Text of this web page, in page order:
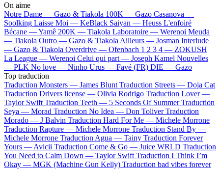
On aime
Notre Dame — Gazo & Tiakola 100K — Gazo Casanova —
Soolking Laisse Moi — KeBlack Saiyan — Heuss L'enfoiré
Bécane —Yamê 200K — Tiakola Laboratoire — Werenoi Meuda
— Tiakola Outro — Gazo & Tiakola Ailleurs — Josman Interlude
— Gazo & Tiakola Overdrive — Ofenbach 1 2 3 4 — ZOKUSH
La League — Werenoi Celui qui part — Joseph Kamel Nouvelles
— PLK No love — Ninho Urus — Favé (FR) DIE — Gazo
Top traduction
Traduction Monsters — James Blunt Traduction Streets — Doja Cat
Traduction Drivers license — Olivia Rodrigo Traduction Lover —
Taylor Swift Traduction Teeth — 5 Seconds Of Summer Traduction
Seya — Morad Traduction No Idea — Don Toliver Traduction
Morado — J Balvin Traduction Hard For Me — Michele Morrone
Traduction Rapture — Michele Morrone Traduction Stand By —
Michele Morrone Traduction Agua — Tainy Traduction Forever
Yours — Avicii Traduction Come & Go — Juice WRLD Traduction
You Need to Calm Down — Taylor Swift Traduction I Think I’m
Okay — MGK (Machine Gun Kelly) Traduction bad vibes forever